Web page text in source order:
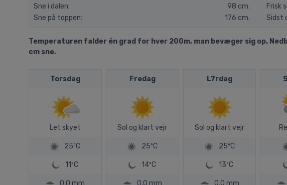
Sne i dalen:
98 cm.
Sne på toppen:
176 cm.
Frisk
Sidst
Temperaturen falder én grad for hver 200m, man bevæger sig op.
cm sne.
Torsdag
Let skyet
25ºC
11ºC
0,0 mm
Fredag
Sol og klart vejr
25ºC
14ºC
0,0 mm
L?rdag
Sol og klart vejr
25ºC
13ºC
0,0 mm